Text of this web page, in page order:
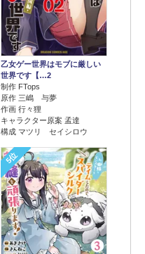
乙女ゲー世界はモブに厳しい
世界です【…2
制作 FTops
原作 三嶋 与夢
作画 行々狸
キャラクター原案 孟達
構成 マツリ セイシロウ
5位